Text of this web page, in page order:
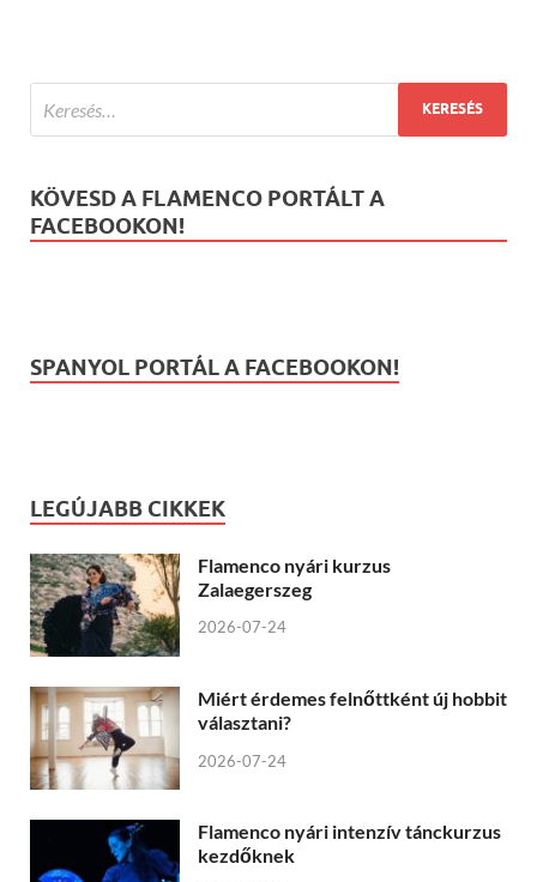
KÖVESD A FLAMENCO PORTÁLT A
FACEBOOKON!
SPANYOL PORTÁL A FACEBOOKON!
LEGÚJABB CIKKEK
Flamenco nyári kurzus
Zalaegerszeg
2026-07-24
Miért érdemes felnőttként új hobbit
választani?
2026-07-24
Flamenco nyári intenzív tánckurzus
kezdőknek